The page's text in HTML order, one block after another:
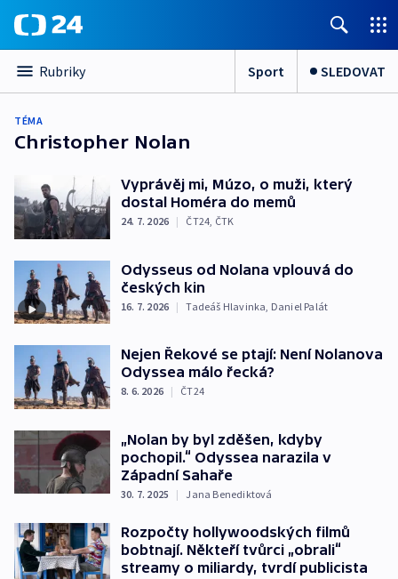
Rubriky Sport SLEDOVAT
TÉMA
Christopher Nolan
Vyprávěj mi, Múzo, o muži, který
dostal Homéra do memů
24. 7. 2026 | ČT24, ČTK
Odysseus od Nolana vplouvá do
českých kin
16. 7. 2026 | Tadeáš Hlavinka Daniel Palát
Nejen Řekové se ptají: Není Nolanova
Odyssea málo řecká?
8. 6. 2026 | ČT24
„Nolan by byl zděšen, kdyby
pochopil.“ Odyssea narazila v
Západní Sahaře
30. 7. 2025 | Jana Benediktová
Rozpočty hollywoodských filmů
bobtnají. Někteří tvůrci „obrali“
streamy o miliardy, tvrdí publicista